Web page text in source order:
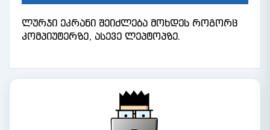
ლურჯი ეკრანი შეიძლება მოხდეს როგორც
კომპიუტერზე, ასევე ლეპტოპზე.